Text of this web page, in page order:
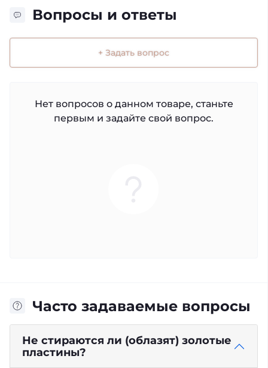
Вопросы и ответы
+ Задать вопрос
Нет вопросов о данном товаре, станьте
первым и задайте свой вопрос.
Часто задаваемые вопросы
Не стираются ли (облазят) золотые
пластины?